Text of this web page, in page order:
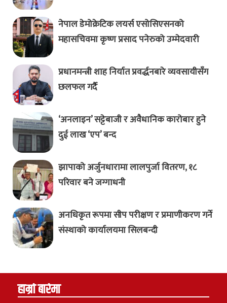
नेपाल डेमोक्रेटिक लयर्स एसोसिएसनको
महासचिवमा कृष्ण प्रसाद पनेरुको उम्मेदवारी
प्रधानमन्त्री शाह निर्यात प्रवर्द्धनबारे व्यवसायीसँग
छलफल गर्दै
‘अनलाइन’ सट्टेबाजी र अवैधानिक कारोबार हुने
दुई लाख ‘एप’ बन्द
झापाको अर्जुनधारामा लालपुर्जा वितरण, १८
परिवार बने जग्गाधनी
अनधिकृत रूपमा सीप परीक्षण र प्रमाणीकरण गर्ने
संस्थाको कार्यालयमा सिलबन्दी
हाम्रो बारेमा